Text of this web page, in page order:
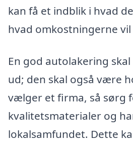
kan få et indblik i hvad
hvad omkostningerne
En god autolakering
ud; den skal også være
vælger et firma, så sørg
kvalitetsmaterialer og
lokalsamfundet. Dette